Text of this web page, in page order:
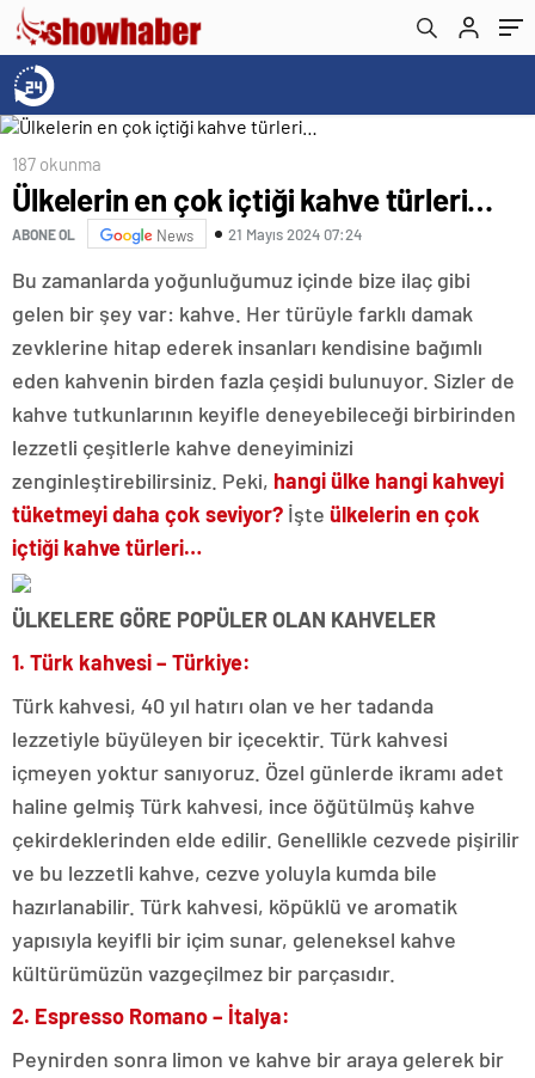
187 okunma
Ülkelerin en çok içtiği kahve türleri…
ABONE OL News 21 Mayıs 2024 07:24
Bu zamanlarda yoğunluğumuz içinde bize ilaç gibi
gelen bir şey var: kahve. Her türüyle farklı damak
zevklerine hitap ederek insanları kendisine bağımlı
eden kahvenin birden fazla çeşidi bulunuyor. Sizler de
kahve tutkunlarının keyifle deneyebileceği birbirinden
lezzetli çeşitlerle kahve deneyiminizi
zenginleştirebilirsiniz. Peki, hangi ülke hangi kahveyi
tüketmeyi daha çok seviyor? İşte ülkelerin en çok
içtiği kahve türleri…
ÜLKELERE GÖRE POPÜLER OLAN KAHVELER
1. Türk kahvesi – Türkiye:
Türk kahvesi, 40 yıl hatırı olan ve her tadanda
lezzetiyle büyüleyen bir içecektir. Türk kahvesi
içmeyen yoktur sanıyoruz. Özel günlerde ikramı adet
haline gelmiş Türk kahvesi, ince öğütülmüş kahve
çekirdeklerinden elde edilir. Genellikle cezvede pişirilir
ve bu lezzetli kahve, cezve yoluyla kumda bile
hazırlanabilir. Türk kahvesi, köpüklü ve aromatik
yapısıyla keyifli bir içim sunar, geleneksel kahve
kültürümüzün vazgeçilmez bir parçasıdır.
2. Espresso Romano – İtalya:
Peynirden sonra limon ve kahve bir araya gelerek bir